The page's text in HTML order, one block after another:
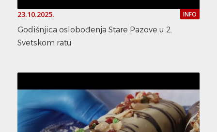
23.10.2025. INFO
Godišnjica oslobođenja Stare Pazove u 2.
Svetskom ratu